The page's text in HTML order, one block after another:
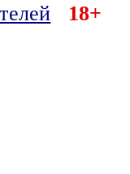
18+